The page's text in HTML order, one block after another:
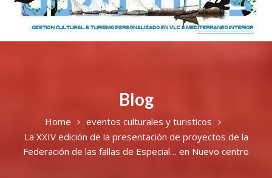
Blog
Home
eventos culturales y turisticos
La XXIV edición de la presentación de proyectos de la
Federación de las fallas de Especial… en Nuevo centro